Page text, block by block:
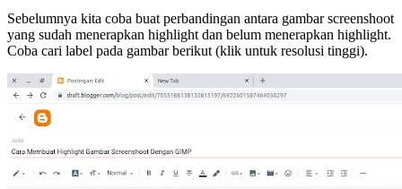
Sebelumnya kita coba buat perbandingan antara gambar screenshoot
yang sudah menerapkan highlight dan belum menerapkan highlight.
Coba cari label pada gambar berikut (klik untuk resolusi tinggi).